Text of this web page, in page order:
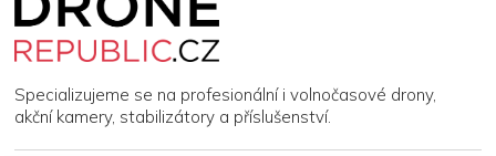
Specializujeme se na profesionální i volnočasové drony,
akční kamery, stabilizátory a příslušenství.